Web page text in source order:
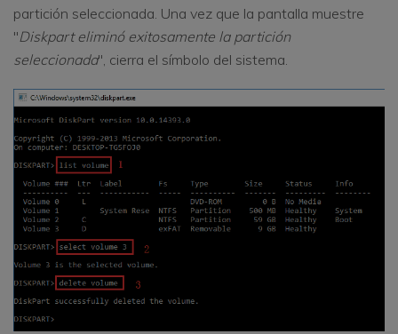
partición seleccionada. Una vez que la pantalla muestre
"Diskpart eliminó exitosamente la partición
seleccionada", cierra el símbolo del sistema.